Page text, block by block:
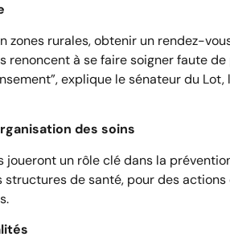
rurales, obtenir un rendez-
à se faire soigner faute
explique le sénateur du
des soins
un rôle clé dans la
de santé, pour des